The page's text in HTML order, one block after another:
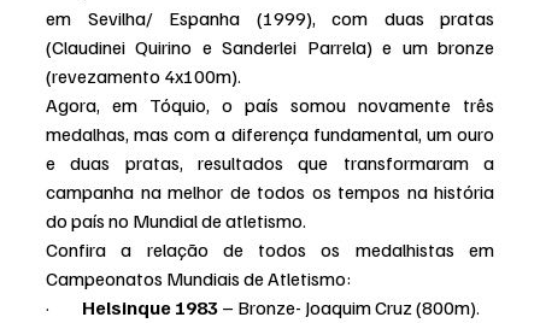
em Sevilha/ Espanha (1999),
com duas pratas
(Claudinei Quirino e Sanderlei Parrela) e um bronze
(revezamento 4x100m).
Agora, em Tóquio, o país somou novamente três
medalhas, mas com a diferença fundamental, um ouro
e duas pratas, resultados que transformaram a
campanha na melhor de todos os tempos na história
do país no Mundial de atletismo.
Confira a relação de todos os medalhistas em
Campeonatos Mundiais de Atletismo:
· Helsinque 1983 – Bronze- Joaquim Cruz (800m).